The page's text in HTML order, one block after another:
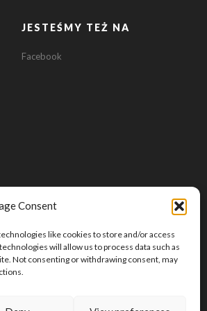
Consent
like cookies to store and/or access
will allow us to process data such as
Not consenting or withdrawing consent, may
JESTEŚMY TEŻ NA
Facebook